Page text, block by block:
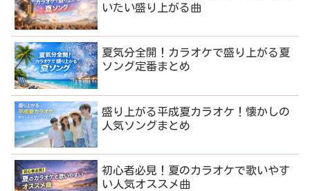
いたい盛り上がる曲
夏気分全開！カラオケで盛り上がる夏
ソング定番まとめ
盛り上がる平成夏カラオケ！懐かしの
人気ソングまとめ
初心者必見！夏のカラオケで歌いやす
い人気オススメ曲